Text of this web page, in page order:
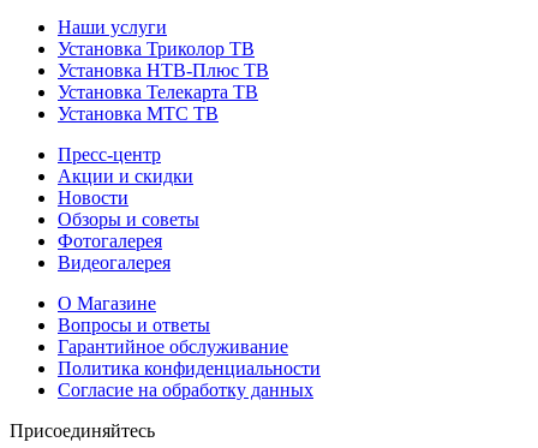
Наши услуги
Установка Триколор ТВ
Установка НТВ-Плюс ТВ
Установка Телекарта ТВ
Установка МТС ТВ
Пресс-центр
Акции и скидки
Новости
Обзоры и советы
Фотогалерея
Видеогалерея
О Магазине
Вопросы и ответы
Гарантийное обслуживание
Политика конфиденциальности
Согласие на обработку данных
Присоединяйтесь